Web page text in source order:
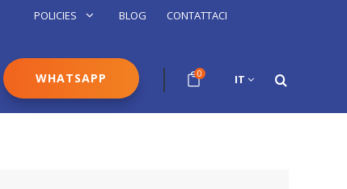
POLICIES BLOG CONTATTACI
WHATSAPP 0 IT